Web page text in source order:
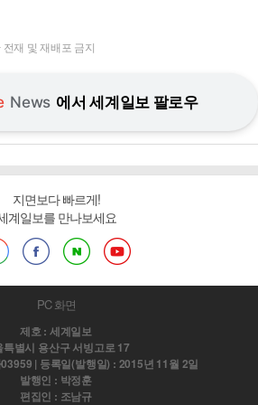
재 및 재배포 금지
News 에서 세계일보 팔로우
지면보다 빠르게!
계일보를 만나보세요
PC 화면
제호 : 세계일보
특별시 용산구 서빙고로 17
| 등록일(발행일) : 2015년 11월 2일
발행인 : 박정훈
편집인 : 조남규